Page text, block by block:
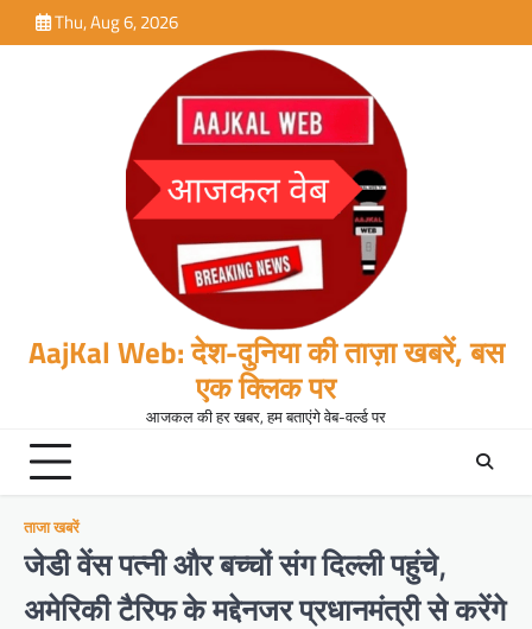
to
Thu, Aug 6, 2026
AajKal Web: देश-दुनिया की ताज़ा खबरें, बस
एक क्लिक पर
आजकल की हर खबर, हम बताएंगे वेब-वर्ल्ड पर
ताजा खबरें
जेडी वेंस पत्नी और बच्चों संग दिल्ली पहुंचे,
अमेरिकी टैरिफ के मद्देनजर प्रधानमंत्री से करेंगे